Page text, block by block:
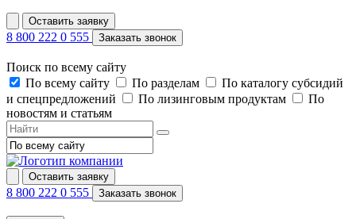
Оставить заявку
8 800 222 0 555 Заказать звонок
Поиск по всему сайту
По всему сайту
По разделам
По каталогу субсидий
и спецпредложений
По лизинговым продуктам
По
новостям и статьям
Оставить заявку
8 800 222 0 555 Заказать звонок